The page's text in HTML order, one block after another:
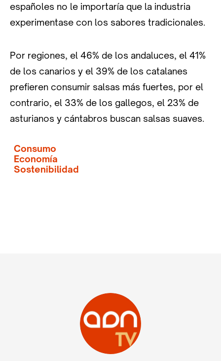
españoles no le importaría que la industria
experimentase con los sabores tradicionales.
Por regiones, el 46% de los andaluces, el 41%
de los canarios y el 39% de los catalanes
prefieren consumir salsas más fuertes, por el
contrario, el 33% de los gallegos, el 23% de
asturianos y cántabros buscan salsas suaves.
Consumo
Economía
Sostenibilidad